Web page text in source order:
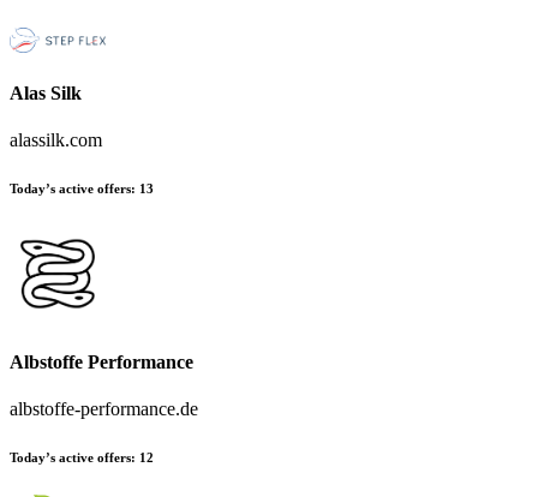
Alas Silk
alassilk.com
Today’s active offers: 13
Albstoffe Performance
albstoffe-performance.de
Today’s active offers: 12